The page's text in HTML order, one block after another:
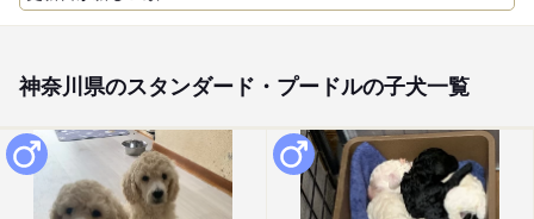
神奈川県のスタンダード・プードルの子犬一覧